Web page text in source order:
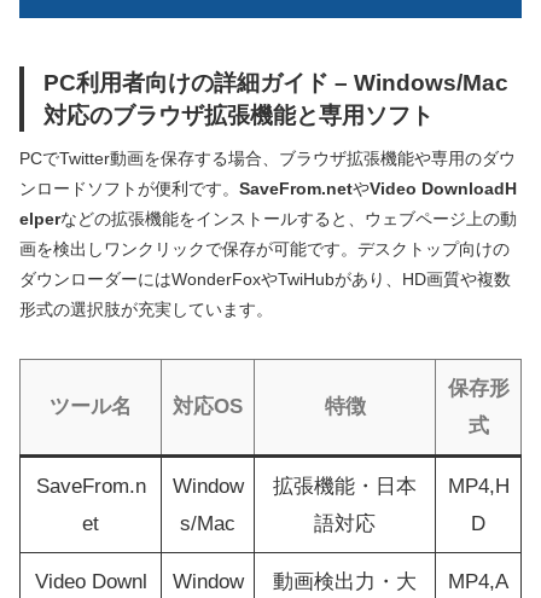
PC利用者向けの詳細ガイド – Windows/Mac
対応のブラウザ拡張機能と専用ソフト
PCでTwitter動画を保存する場合、ブラウザ拡張機能や専用のダウ
ンロードソフトが便利です。 SaveFrom.netやVideo DownloadH
elperなどの拡張機能をインストールすると、ウェブページ上の動
画を検出しワンクリックで保存が可能です。デスクトップ向けの
ダウンローダーにはWonderFoxやTwiHubがあり、HD画質や複数
形式の選択肢が充実しています。
ツール名 対応OS 特徴
保存形
式
SaveFrom.n
et
Window
s/Mac
拡張機能・日本
語対応
MP4,H
D
Video Downl
Window
動画検出力・大
MP4,A